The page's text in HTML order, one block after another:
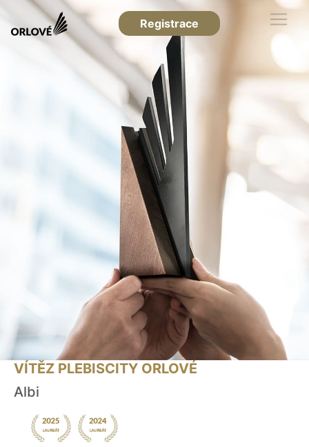
Registrace
VÍTĚZ PLEBISCITY ORLOVÉ
Albi